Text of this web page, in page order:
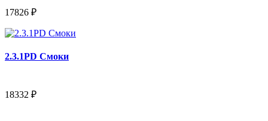
17826 ₽
2.3.1PD Смоки
18332 ₽